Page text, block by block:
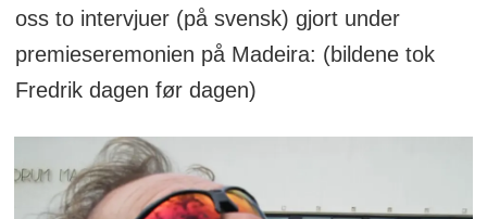
oss to intervjuer (på svensk) gjort under
premieseremonien på Madeira: (bildene tok
Fredrik dagen før dagen)